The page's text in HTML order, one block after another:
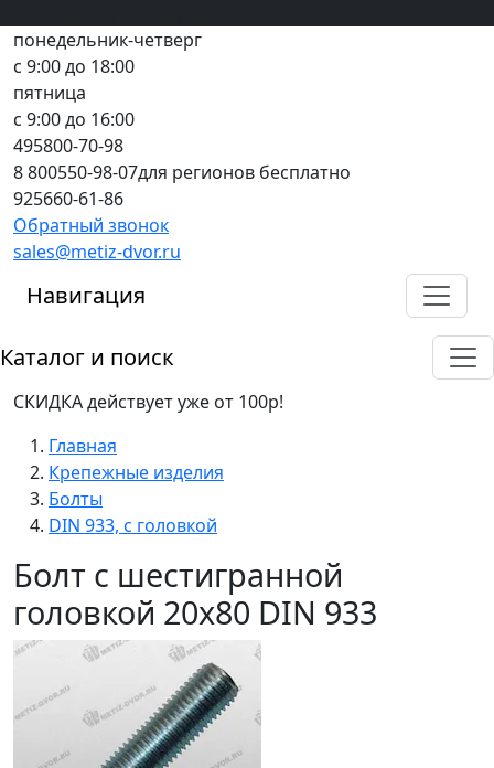
понедельник-четверг
с 9:00 до 18:00
пятница
с 9:00 до 16:00
495800-70-98
8 800550-98-07для регионов бесплатно
925660-61-86
Обратный звонок
sales@metiz-dvor.ru
Навигация
Каталог и поиск
СКИДКА действует уже от 100р!
Главная
Крепежные изделия
Болты
DIN 933, с головкой
Болт с шестигранной
головкой 20x80 DIN 933